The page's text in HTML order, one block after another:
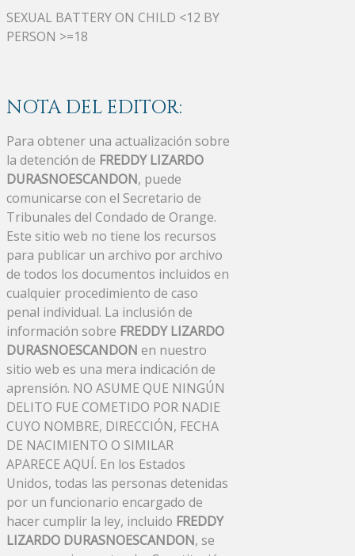
SEXUAL BATTERY ON CHILD <12 BY
PERSON >=18
NOTA DEL EDITOR:
Para obtener una actualización sobre
la detención de FREDDY LIZARDO
DURASNOESCANDON, puede
comunicarse con el Secretario de
Tribunales del Condado de Orange.
Este sitio web no tiene los recursos
para publicar un archivo por archivo
de todos los documentos incluidos en
cualquier procedimiento de caso
penal individual. La inclusión de
información sobre FREDDY LIZARDO
DURASNOESCANDON en nuestro
sitio web es una mera indicación de
aprensión. NO ASUME QUE NINGÚN
DELITO FUE COMETIDO POR NADIE
CUYO NOMBRE, DIRECCIÓN, FECHA
DE NACIMIENTO O SIMILAR
APARECE AQUÍ. En los Estados
Unidos, todas las personas detenidas
por un funcionario encargado de
hacer cumplir la ley, incluido FREDDY
LIZARDO DURASNOESCANDON, se